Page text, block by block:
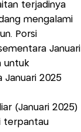
terjadinya
mengalami
Porsi
Januari
untuk
Januari 2025
(Januari 2025)
terpantau